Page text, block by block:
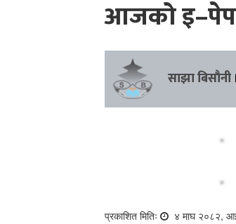
आजको
साझा बिसौनी
प्रकाशित मितिः ४ माघ २०८२,